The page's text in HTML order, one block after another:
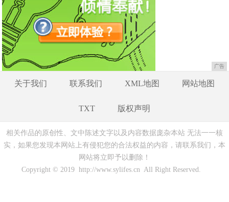
广告
关于我们 联系我们 XML地图 网站地图
TXT 版权声明
相关作品的原创性、文中陈述文字以及内容数据庞杂本站 无法一一核
实，如果您发现本网站上有侵犯您的合法权益的内容，请联系我们，本
网站将立即予以删除！
Copyright © 2019 http://www.sylifes.cn All Right Reserved.